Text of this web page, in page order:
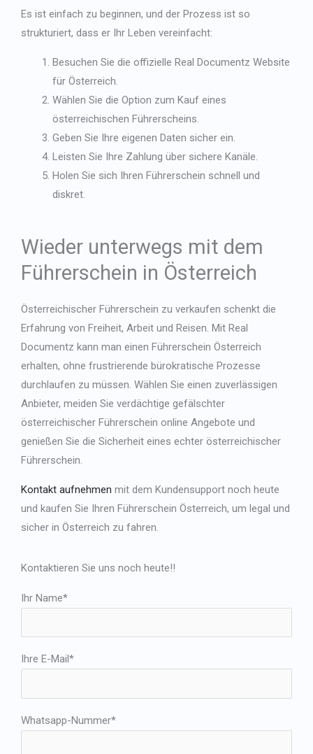
Es ist einfach zu beginnen, und der Prozess ist so
strukturiert, dass er Ihr Leben vereinfacht:
Besuchen Sie die offizielle Real Documentz Website
für Österreich.
Wählen Sie die Option zum Kauf eines
österreichischen Führerscheins.
Geben Sie Ihre eigenen Daten sicher ein.
Leisten Sie Ihre Zahlung über sichere Kanäle.
Holen Sie sich Ihren Führerschein schnell und
diskret.
Wieder unterwegs mit dem
Führerschein in Österreich
Österreichischer Führerschein zu verkaufen schenkt die
Erfahrung von Freiheit, Arbeit und Reisen. Mit Real
Documentz kann man einen Führerschein Österreich
erhalten, ohne frustrierende bürokratische Prozesse
durchlaufen zu müssen. Wählen Sie einen zuverlässigen
Anbieter, meiden Sie verdächtige gefälschter
österreichischer Führerschein online Angebote und
genießen Sie die Sicherheit eines echter österreichischer
Führerschein
Kontakt aufnehmen mit dem Kundensupport noch heute
und kaufen Sie Ihren Führerschein Österreich, um legal und
sicher in Österreich zu fahren.
Kontaktieren Sie uns noch heute!!
Ihr Name*
Ihre E-Mail*
Whatsapp-Nummer*